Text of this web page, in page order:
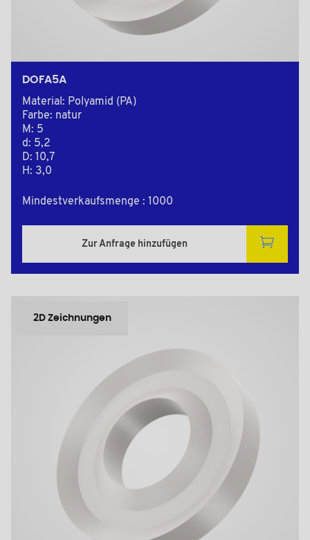
DOFA5A
Material: Polyamid (PA)
Farbe: natur
M: 5
d: 5,2
D: 10,7
H: 3,0
Mindestverkaufsmenge : 1000
Zur Anfrage hinzufügen
2D Zeichnungen